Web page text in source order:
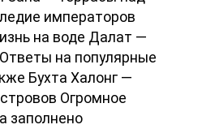
императоров
на воде Далат —
на популярные
Бухта Халонг —
Огромное
заполнено